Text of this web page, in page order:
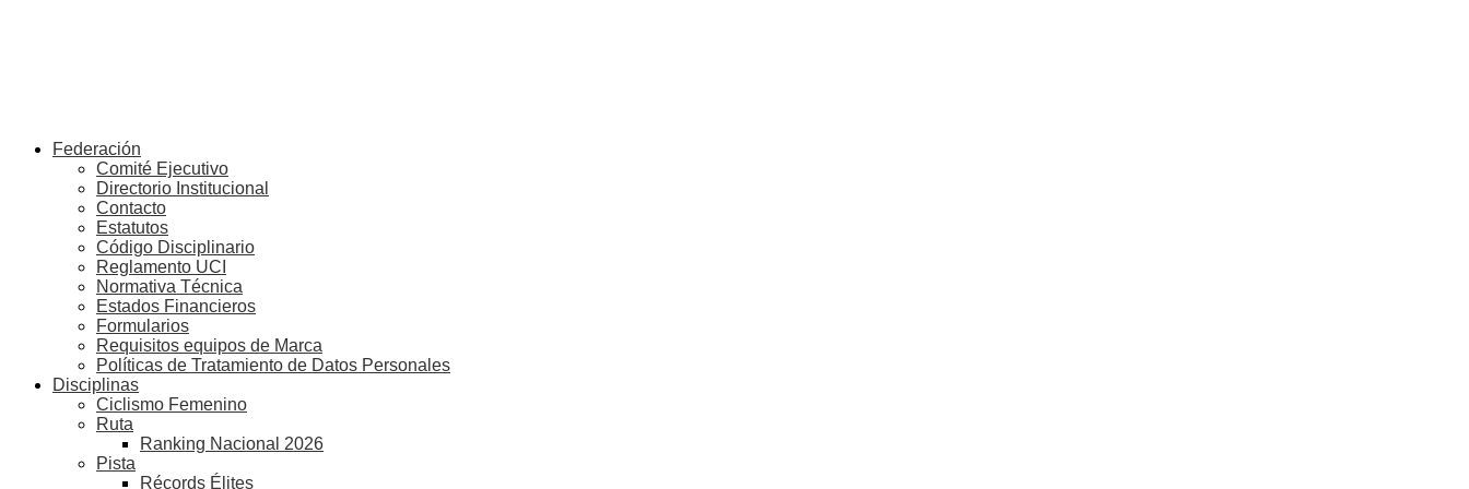
Federación
Comité Ejecutivo
Directorio Institucional
Contacto
Estatutos
Código Disciplinario
Reglamento UCI
Normativa Técnica
Estados Financieros
Formularios
Requisitos equipos de Marca
Políticas de Tratamiento de Datos Personales
Disciplinas
Ciclismo Femenino
Ruta
Ranking Nacional 2026
Pista
Récords Élites